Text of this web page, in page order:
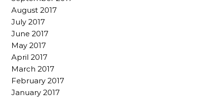
August 2017
July 2017
June 2017
May 2017
April 2017
March 2017
February 2017
January 2017